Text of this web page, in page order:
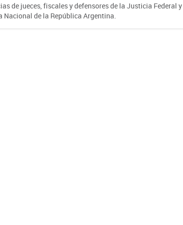
de jueces, fiscales y defensores de la Justicia Federal y
Nacional de la República Argentina.